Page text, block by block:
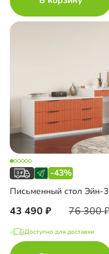
-43%
Письменный стол Эйн-3
43 490 76 300
Доступно для доставки